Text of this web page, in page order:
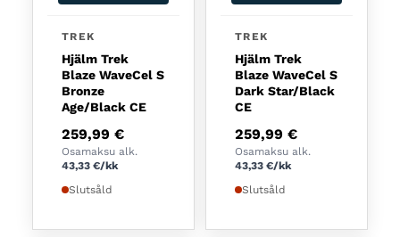
TREK
Hjälm Trek
Blaze WaveCel S
Bronze
Age/Black CE
259,99 €
Osamaksu alk.
43,33 €/kk
Slutsåld
TREK
Hjälm Trek
Blaze WaveCel S
Dark Star/Black
CE
259,99 €
Osamaksu alk.
43,33 €/kk
Slutsåld